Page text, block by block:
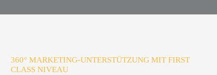
360° MARKETING-UNTERSTÜTZUNG MIT FIRST
CLASS NIVEAU